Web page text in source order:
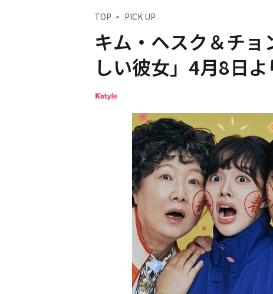
TOP PICK UP
キム・ヘスク＆チ
しい彼女」4月8日